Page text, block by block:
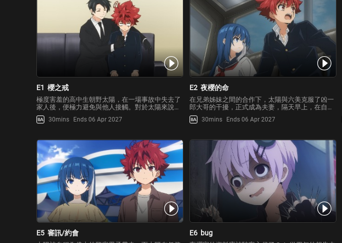
E1 櫻之戒
極度害羞的高中生朝野太陽，在一場事故中失去了
家人後，便極力避免與他人接觸。對於太陽來說，
青梅竹馬夜櫻六美是唯一一個可以信任的特別存
在。某天放學後，太陽被昼川老師叫去辦公室。在
30mins Ends 06 Apr 2027
E2 夜櫻的命
在兄弟姊妹之間的合作下，太陽與六美克服了凶一
郎大哥的干擾，正式成為夫妻，隔天早上，在自己
房間睡醒的太陽，突然被凶一郎用鋼絲懸掛起來，
同時家裡也突然發生爆炸，太陽驚訝地發現有人在
30mins Ends 06 Apr 2027
E5 審訊/約會 E6 bug